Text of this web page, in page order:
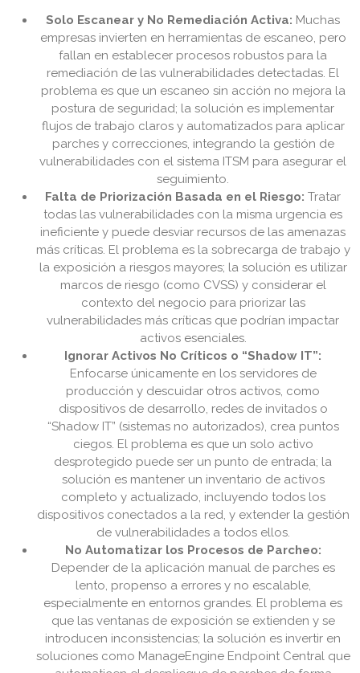
Solo Escanear y No Remediación Activa: Muchas
empresas invierten en herramientas de escaneo, pero
fallan en establecer procesos robustos para la
remediación de las vulnerabilidades detectadas. El
problema es que un escaneo sin acción no mejora la
postura de seguridad; la solución es implementar
flujos de trabajo claros y automatizados para aplicar
parches y correcciones, integrando la gestión de
vulnerabilidades con el sistema ITSM para asegurar el
seguimiento.
Falta de Priorización Basada en el Riesgo: Tratar
todas las vulnerabilidades con la misma urgencia es
ineficiente y puede desviar recursos de las amenazas
más críticas. El problema es la sobrecarga de trabajo y
la exposición a riesgos mayores; la solución es utilizar
marcos de riesgo (como CVSS) y considerar el
contexto del negocio para priorizar las
vulnerabilidades más críticas que podrían impactar
activos esenciales.
Ignorar Activos No Críticos o “Shadow IT”:
Enfocarse únicamente en los servidores de
producción y descuidar otros activos, como
dispositivos de desarrollo, redes de invitados o
“Shadow IT” (sistemas no autorizados), crea puntos
ciegos. El problema es que un solo activo
desprotegido puede ser un punto de entrada; la
solución es mantener un inventario de activos
completo y actualizado, incluyendo todos los
dispositivos conectados a la red, y extender la gestión
de vulnerabilidades a todos ellos.
No Automatizar los Procesos de Parcheo:
Depender de la aplicación manual de parches es
lento, propenso a errores y no escalable,
especialmente en entornos grandes. El problema es
que las ventanas de exposición se extienden y se
introducen inconsistencias; la solución es invertir en
soluciones como ManageEngine Endpoint Central que